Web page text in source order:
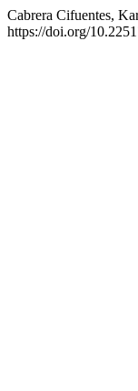
Cabrera Cifuentes,
https://doi.org/